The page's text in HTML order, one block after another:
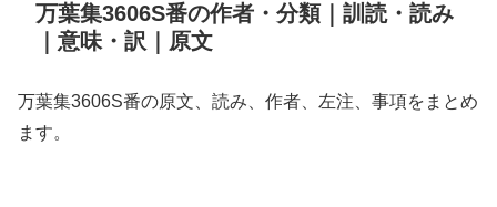
万葉集3606S番の作者・分類｜訓読・読み
｜意味・訳｜原文
万葉集3606S番の原文、読み、作者、左注、事項をまとめ
ます。